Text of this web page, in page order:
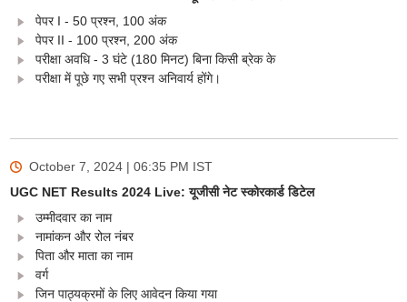
पेपर I - 50 प्रश्न, 100 अंक
पेपर II - 100 प्रश्न, 200 अंक
परीक्षा अवधि - 3 घंटे (180 मिनट) बिना किसी ब्रेक के
परीक्षा में पूछे गए सभी प्रश्न अनिवार्य होंगे।
October 7, 2024 | 06:35 PM IST
UGC NET Results 2024 Live: यूजीसी नेट स्कोरकार्ड डिटेल
उम्मीदवार का नाम
नामांकन और रोल नंबर
पिता और माता का नाम
वर्ग
जिन पाठ्यक्रमों के लिए आवेदन किया गया